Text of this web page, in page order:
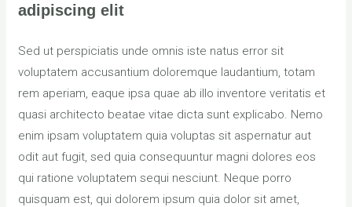
adipiscing elit
Sed ut perspiciatis unde omnis iste natus error sit
voluptatem accusantium doloremque laudantium, totam
rem aperiam, eaque ipsa quae ab illo inventore veritatis et
quasi architecto beatae vitae dicta sunt explicabo. Nemo
enim ipsam voluptatem quia voluptas sit aspernatur aut
odit aut fugit, sed quia consequuntur magni dolores eos
qui ratione voluptatem sequi nesciunt. Neque porro
quisquam est, qui dolorem ipsum quia dolor sit amet,